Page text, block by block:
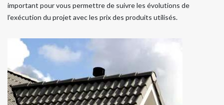
important pour vous permettre de suivre les évolutions de
l’exécution du projet avec les prix des produits utilisés.